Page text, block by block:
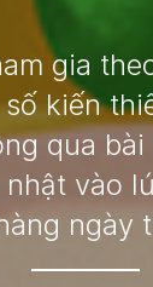
gia
kiến
qua
vào
ngày